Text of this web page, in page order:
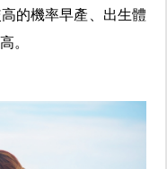
的機率早產、出生體
。